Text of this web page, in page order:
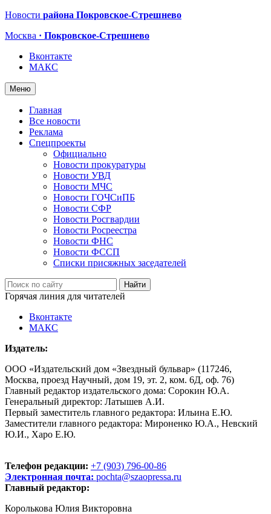
Новости района Покровское-Стрешнево
Москва · Покровское-Стрешнево
Вконтакте
МАКС
Меню
Главная
Все новости
Реклама
Спецпроекты
Официально
Новости прокуратуры
Новости УВД
Новости МЧС
Новости ГОЧСиПБ
Новости СФР
Новости Росгвардии
Новости Росреестра
Новости ФНС
Новости ФССП
Списки присяжных заседателей
Горячая линия для читателей
Вконтакте
МАКС
Издатель:
ООО «Издательский дом «Звездный бульвар» (117246,
Москва, проезд Научный, дом 19, эт. 2, ком. 6Д, оф. 76)
Главный редактор издательского дома: Сорокин Ю.А.
Генеральный директор: Латышев А.И.
Первый заместитель главного редактора: Ильина Е.Ю.
Заместители главного редактора: Мироненко Ю.А., Невский
Ю.И., Харо Е.Ю.
Телефон редакции: +7 (903) 796-00-86
Электронная почта: pochta@szaopressa.ru
Главный редактор:
Королькова Юлия Викторовна